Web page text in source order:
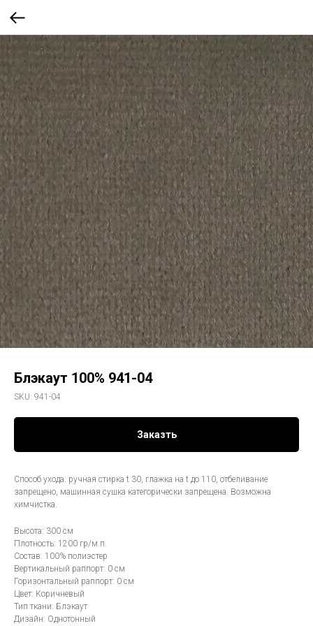
Блэкаут 100% 941-04
SKU: 941-04
Заказть
Способ ухода: ручная стирка t 30, глажка на t до 110, отбеливание
запрещено, машинная сушка категорически запрещена. Возможна
химчистка.
Высота: 300 см
Плотность: 1200 гр/м.п.
Состав: 100% полиэстер
Вертикальный раппорт: 0 см
Горизонтальный раппорт: 0 см
Цвет: Коричневый
Тип ткани: Блэкаут
Дизайн: Однотонный